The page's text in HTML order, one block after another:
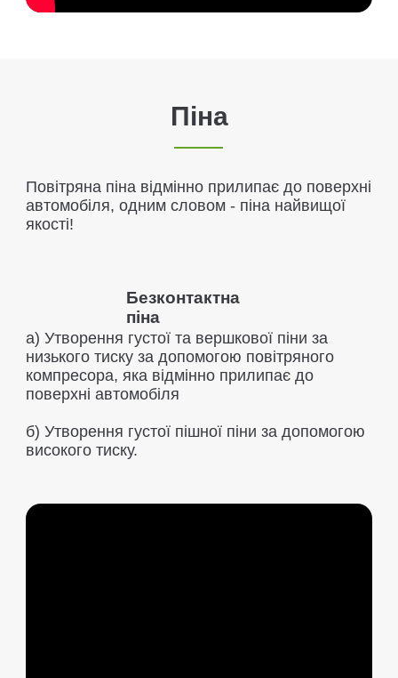
Піна
Повітряна піна відмінно прилипає до поверхні
автомобіля, одним словом - піна найвищої
якості!
Безконтактна
піна
а) Утворення густої та вершкової піни за
низького тиску за допомогою повітряного
компресора, яка відмінно прилипає до
поверхні автомобіля
б) Утворення густої пішної піни за допомогою
високого тиску.